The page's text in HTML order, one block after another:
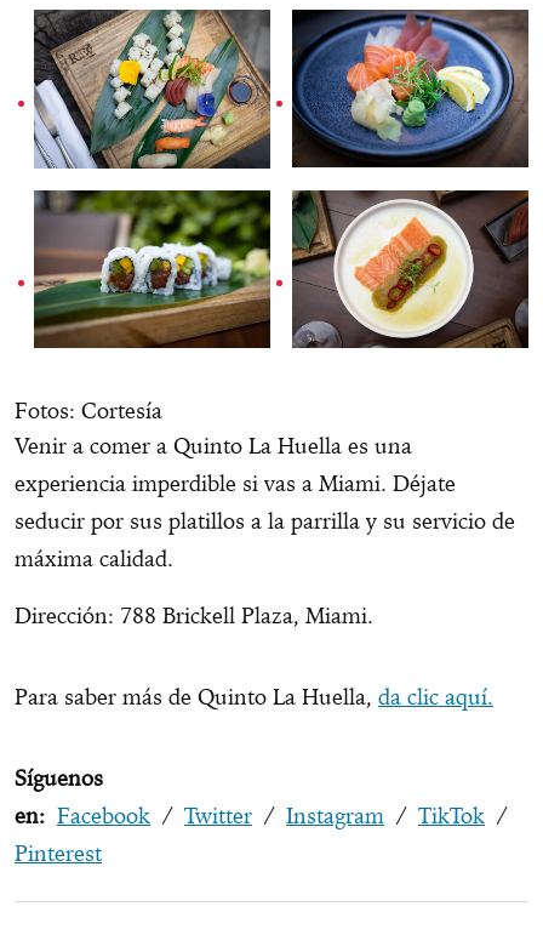
Fotos: Cortesía
Venir a comer a Quinto La Huella es una
experiencia imperdible si vas a Miami. Déjate
seducir por sus platillos a la parrilla y su servicio de
máxima calidad.
Dirección: 788 Brickell Plaza, Miami.
Para saber más de Quinto La Huella, da clic aquí.
Síguenos
en: Facebook / Twitter / Instagram / TikTok /
Pinterest